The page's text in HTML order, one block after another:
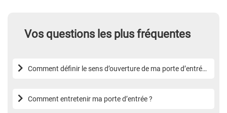
Vos questions les plus fréquentes
Comment définir le sens d’ouverture de ma porte d’entrée
Comment entretenir ma porte d’entrée ?